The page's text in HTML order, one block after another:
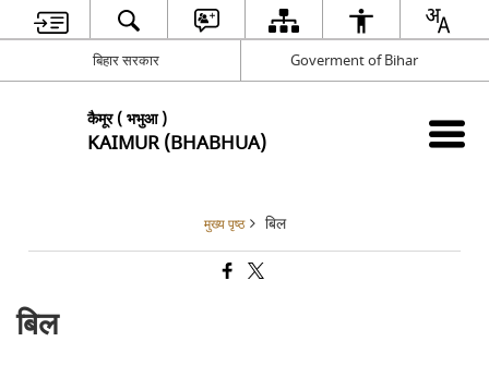
बिहार सरकार Goverment of Bihar
कैमूर ( भभुआ )
KAIMUR (BHABHUA)
मुख्य पृष्ठ बिल
बिल